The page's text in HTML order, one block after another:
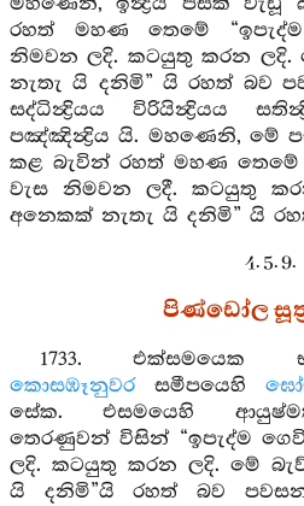
රහත් මහණ තෙමේ
නිමවන ලදි. කටයුතු කරන ලදි.
නැතැ යි දනිමි” යි රහත් බව
සද්ධින්‍ද්‍රියය විරියින්‍ද්‍රියය
පඤ්ඤින්‍ද්‍රිය යි. මහණෙනි, මේ
කළ බැවින් රහත් මහණ තෙමේ
වැස නිමවන ලදී. කටයුතු
අනෙකක් නැතැ යි දනිමි” යි
4. 5. 9.
පිණ්ඩෝල
1733. එක්සමයෙක
කොසඹෑනුවරසමීපයෙහි
සේක. එසමයෙහි
තෙරණුවන් විසින් “ඉපැද්ම
ලදි. කටයුතු කරන ලදි. මේ
යි දනිමි”යි රහත් බව